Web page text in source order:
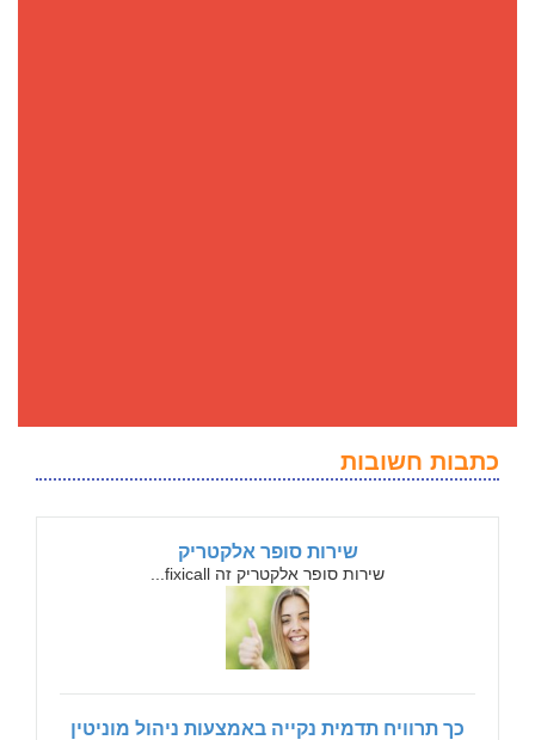
כתבות חשובות
שירות סופר אלקטריק
שירות סופר אלקטריק זה fixicall...
כך תרוויח תדמית נקייה באמצעות ניהול מוניטין